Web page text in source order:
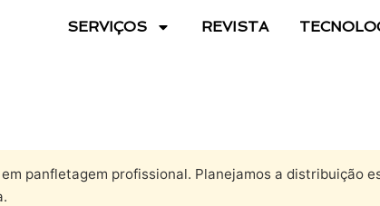
SERVIÇOS REVISTA
em panfletagem profissional. Planejamos a